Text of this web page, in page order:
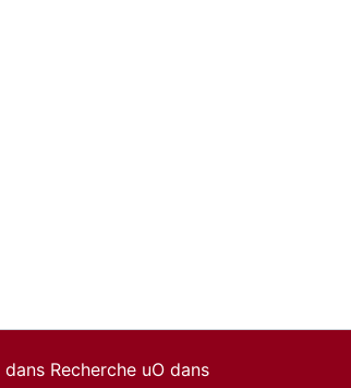
Recherche uO dans